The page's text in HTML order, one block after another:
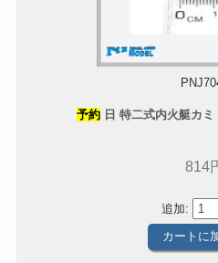
予約日 特二式内火艇カミ
814
追加: